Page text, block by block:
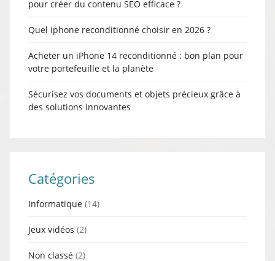
pour créer du contenu SEO efficace ?
Quel iphone reconditionné choisir en 2026 ?
Acheter un iPhone 14 reconditionné : bon plan pour
votre portefeuille et la planète
Sécurisez vos documents et objets précieux grâce à
des solutions innovantes
Catégories
Informatique (14)
Jeux vidéos (2)
Non classé (2)